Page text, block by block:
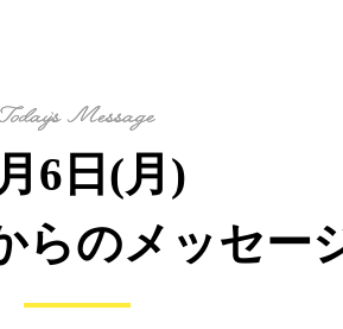
6日(月)
らのメッセー